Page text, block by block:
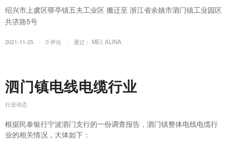
绍兴市上虞区驿亭镇五夫工业区 搬迁至 浙江省余姚市泗门镇工业园区
共济路5号
2021-11-25 0 评论 通过： MEI, ALINA
泗门镇电线电缆行业
行业动态
根据民泰银行宁波泗门支行的一份调查报告，泗门镇整体电线电缆行
业的相关情况，大体如下：